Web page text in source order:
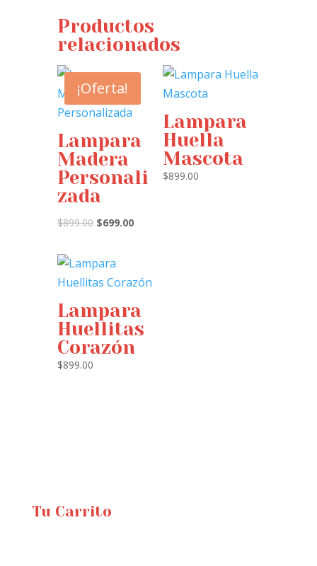
Productos
relacionados
¡Oferta!
Lampara
Madera
Personali
zada
$899.00 Original
$899.00.
$699.00Current
Lampara
Huella
Mascota
$899.00
Lampara
Huellitas
Corazón
$899.00
Tu Carrito